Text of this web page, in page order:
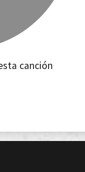
canción